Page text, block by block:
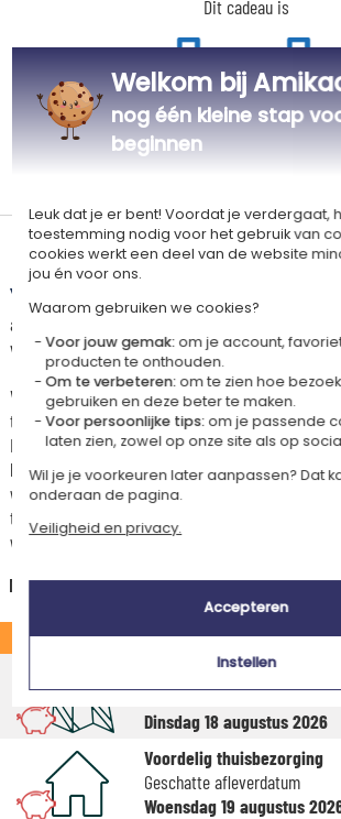
Dit cadeau is
Levertijd en
Dit artikel wordt
atelier. Het komt in aanmerking voor de
vanaf 85 € aankoop» -Zie voorwaarden
Voor elke bestelling onder 85 €, zijn de
toepassing.
De geschatte levertijden kunt je hieronder
bezorgopties bepalen: normale levering of express
worden de mogelijke leveropties weergegeven op
tijdens de stappen van je winkelwagen. (Als je het
wel rekening met 3-4 dagen extra levertijd van je
Nederland
STANDAARD
Voordelig afhaalpunt
Geschatte afleverdatum
Dinsdag 18 augustus 2026
Voordelig thuisbezorging
Geschatte afleverdatum
Woensdag 19 augustus
Welkom bij
nog één kleine stap
beginnen
Leuk dat je er bent! Voordat je verdergaat,
toestemming nodig voor het gebruik van
cookies werkt een deel van de website
jou én voor ons.
Waarom gebruiken we cookies?
Voor jouw gemak:om je account,
producten te onthouden.
Om te verbeteren:om te zien hoe
gebruiken en deze beter te maken.
Voor persoonlijke tips:om je passende
laten zien, zowel op onze site als op
Wil je je voorkeuren later aanpassen? Dat
onderaan de pagina.
Veiligheid en privacy.
Accepteren
Instellen